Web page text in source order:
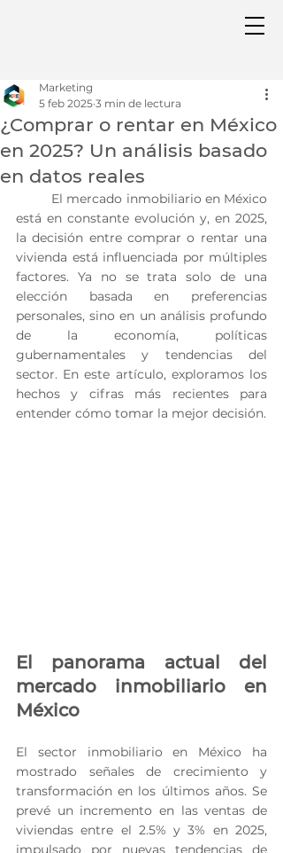
¿Comprar o rentar en México
en 2025? Un análisis basado
en datos reales
Marketing
5 feb 2025 3 min de lectura
está en constante evolución y, en 2025,
la decisión entre comprar o rentar una
vivienda está influenciada por múltiples
factores. Ya no se trata solo de una
elección basada en preferencias
personales, sino en un análisis profundo
de la economía, políticas
gubernamentales y tendencias del
sector. En este artículo, exploramos los
hechos y cifras más recientes para
entender cómo tomar la mejor decisión.
El panorama actual del
mercado inmobiliario en
México
El sector inmobiliario en México ha
mostrado señales de crecimiento y
transformación en los últimos años. Se
prevé un incremento en las ventas de
viviendas entre el 2.5% y 3% en 2025,
impulsado por nuevas tendencias de